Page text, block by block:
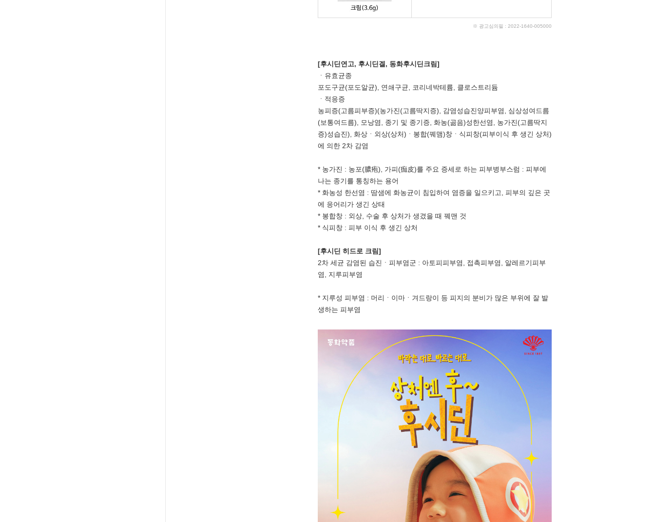
※ 광고심의필 : 2022-1640-005000
[후시딘연고, 후시딘겔, 동화후시딘크림]
ㆍ유효균종
포도구균(포도알균), 연쇄구균, 코리네박테륨, 클로스트리듐
ㆍ적응증
농피증(고름피부증)(농가진(고름딱지증), 감염성습진양피부염, 심상성여드름
(보통여드름), 모낭염, 종기 및 종기증, 화농(곪음)성한선염, 농가진(고름딱지
증)성습진), 화상ㆍ외상(상처)ㆍ봉합(꿰맴)창ㆍ식피창(피부이식 후 생긴 상처)
에 의한 2차 감염
* 농가진 : 농포(膿疱), 가피(痂皮)를 주요 증세로 하는 피부병부스럼 : 피부에
나는 종기를 통칭하는 용어
* 화농성 한선염 : 땀샘에 화농균이 침입하여 염증을 일으키고, 피부의 깊은 곳
에 응어리가 생긴 상태
* 봉합창 : 외상, 수술 후 상처가 생겼을 때 꿰맨 것
* 식피창 : 피부 이식 후 생긴 상처
[후시딘 히드로 크림]
2차 세균 감염된 습진ㆍ피부염군 : 아토피피부염, 접촉피부염, 알레르기피부
염, 지루피부염
* 지루성 피부염 : 머리ㆍ이마ㆍ겨드랑이 등 피지의 분비가 많은 부위에 잘 발
생하는 피부염